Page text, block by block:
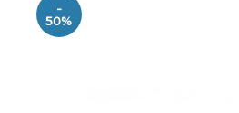
-
50%